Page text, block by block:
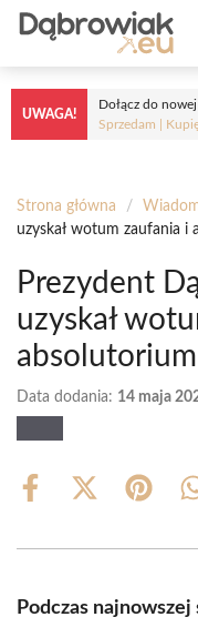
Przejdź
treści
UWAGA!
Dołącz do
Sprzedam |
Strona główna /
uzyskał wotum zaufania i
Prezydent
uzyskał
absolutorium
Data dodania: 14 maja
Share
Share
(Twitter)
Share
Podczas